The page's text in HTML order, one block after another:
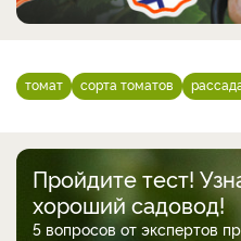
томат сорта томатов
Пройдите тест!
хороший садовод!
5 вопросов от экспертов